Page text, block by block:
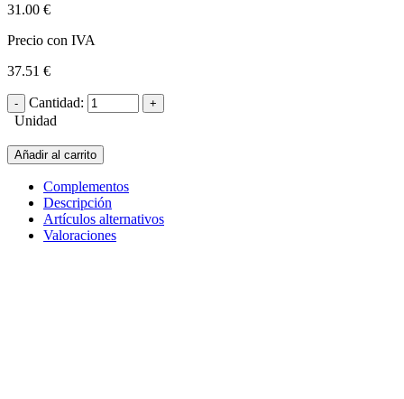
31.00 €
Precio con IVA
37.51 €
Cantidad:
Unidad
Añadir al carrito
Complementos
Descripción
Artículos alternativos
Valoraciones